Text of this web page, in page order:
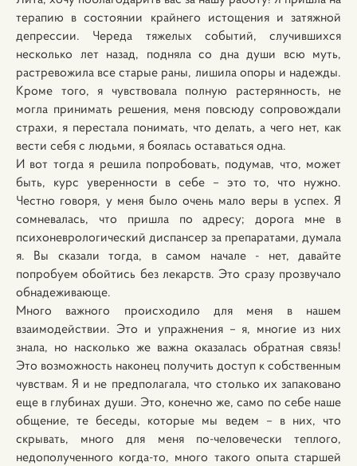
терапию в состоянии крайнего истощения и затяжной
депрессии. Череда тяжелых событий, случившихся
несколько лет назад, подняла со дна души всю муть,
растревожила все старые раны, лишила опоры и надежды.
Кроме того, я чувствовала полную растерянность, не
могла принимать решения, меня повсюду сопровождали
страхи, я перестала понимать, что делать, а чего нет, как
вести себя с людьми, я боялась оставаться одна.
И вот тогда я решила попробовать, подумав, что, может
быть, курс уверенности в себе – это то, что нужно.
Честно говоря, у меня было очень мало веры в успех. Я
сомневалась, что пришла по адресу; дорога мне в
психоневрологический диспансер за препаратами, думала
я. Вы сказали тогда, в самом начале - нет, давайте
попробуем обойтись без лекарств. Это сразу прозвучало
обнадеживающе.
Много важного происходило для меня в нашем
взаимодействии. Это и упражнения – я, многие из них
знала, но насколько же важна оказалась обратная связь!
Это возможность наконец получить доступ к собственным
чувствам. Я и не предполагала, что столько их запаковано
еще в глубинах души. Это, конечно же, само по себе наше
общение, те беседы, которые мы ведем – в них, что
скрывать, много для меня по-человечески теплого,
недополученного когда-то, много такого опыта старшей